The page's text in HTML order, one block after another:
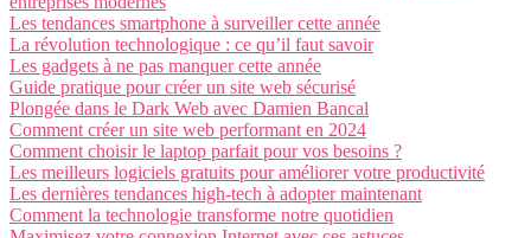
Les tendances smartphone à surveiller cette année
La révolution technologique : ce qu’il faut savoir
Les gadgets à ne pas manquer cette année
Guide pratique pour créer un site web sécurisé
Plongée dans le Dark Web avec Damien Bancal
Comment créer un site web performant en 2024
Comment choisir le laptop parfait pour vos besoins ?
Les meilleurs logiciels gratuits pour améliorer votre productivité
Les dernières tendances high-tech à adopter maintenant
Comment la technologie transforme notre quotidien